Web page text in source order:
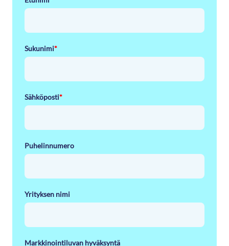
Sukunimi*
Sähköposti*
Puhelinnumero
Yrityksen nimi
Markkinointiluvan hyväksyntä